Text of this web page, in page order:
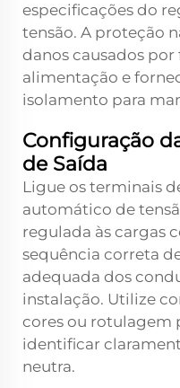
especificações do
tensão. A proteção
danos causados
alimentação e
isolamento para
Configuração
de Saída
Ligue os terminais
automático de
regulada às cargas
sequência correta
adequada dos
instalação. Utilize
cores ou rotulagem
identificar
neutra.